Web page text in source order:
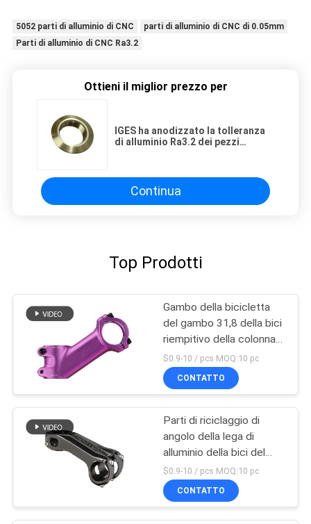
5052 parti di alluminio di CNC
parti di alluminio di CNC di 0.05mm
Parti di alluminio di CNC Ra3.2
Ottieni il miglior prezzo per
IGES ha anodizzato la tolleranza
di alluminio Ra3.2 dei pezzi
Continua
Top Prodotti
Gambo della bicicletta
del gambo 31,8 della bici
riempitivo della colonna
montante del manubrio
da 35 gradi
$0.9-10 / pcs MOQ:10 pc
CONTATTO
Parti di riciclaggio di
angolo della lega di
alluminio della bici del
manubrio della bicicletta
regolabile del gambo
$0.9-10 / pcs MOQ:10 pc
CONTATTO